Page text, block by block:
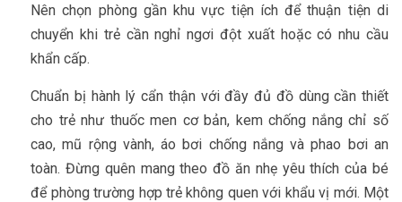
Nên chọn phòng gần khu vực tiện ích để thuận tiện di
chuyển khi trẻ cần nghỉ ngơi đột xuất hoặc có nhu cầu
khẩn cấp.
Chuẩn bị hành lý cẩn thận với đầy đủ đồ dùng cần thiết
cho trẻ như thuốc men cơ bản, kem chống nắng chỉ số
cao, mũ rộng vành, áo bơi chống nắng và phao bơi an
toàn. Đừng quên mang theo đồ ăn nhẹ yêu thích của bé
để phòng trường hợp trẻ không quen với khẩu vị mới. Một